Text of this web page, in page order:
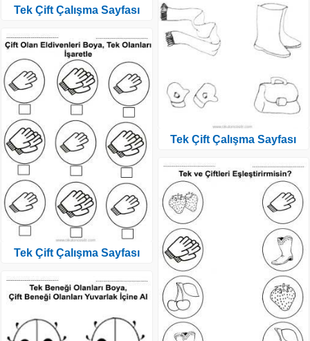
Tek Çift Çalışma Sayfası
Tek Çift Çalışma Sayfası
Tek Çift Çalışma Sayfası